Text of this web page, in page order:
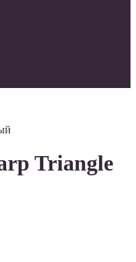
Triangle